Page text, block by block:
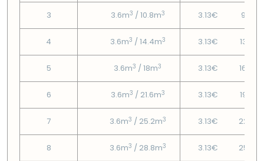
3 3.6m3 / 10.8m3 3.13€ 9.78€
4 3.6m3 / 14.4m3 3.13€ 13.92€
5 3.6m3 / 18m3 3.13€
6 3.6m3 / 21.6m3 3.13€ 19.52€
7 3.6m3 / 25.2m3 3.13€
8 3.6m3 / 28.8m3 3.13€